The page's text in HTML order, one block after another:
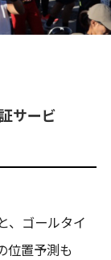
サービ
、ゴールタイ
位置予測も